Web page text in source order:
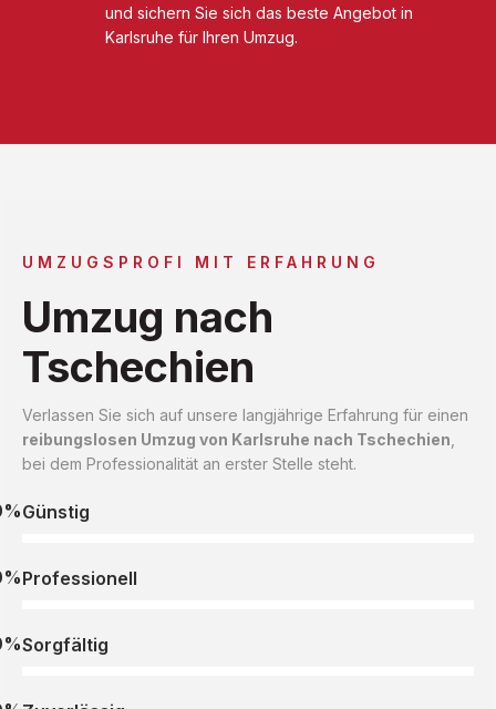
und sichern Sie sich das beste Angebot in
Karlsruhe für Ihren Umzug.
UMZUGSPROFI MIT ERFAHRUNG
Umzug nach
Tschechien
Verlassen Sie sich auf unsere langjährige Erfahrung für einen
reibungslosen Umzug von Karlsruhe nach Tschechien
bei dem Professionalität an erster Stelle steht.
Günstig
Professionell
Sorgfältig